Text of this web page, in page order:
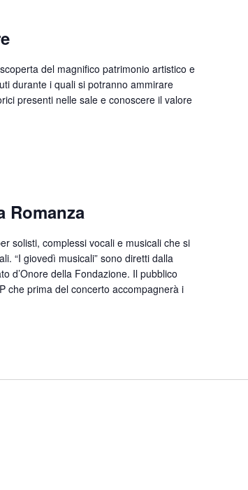
del magnifico patrimonio artistico e
durante i quali si potranno ammirare
presenti nelle sale e conoscere il valore
Romanza
solisti, complessi vocali e musicali che si
“I giovedì musicali” sono diretti dalla
d’Onore della Fondazione. Il pubblico
che prima del concerto accompagnerà i